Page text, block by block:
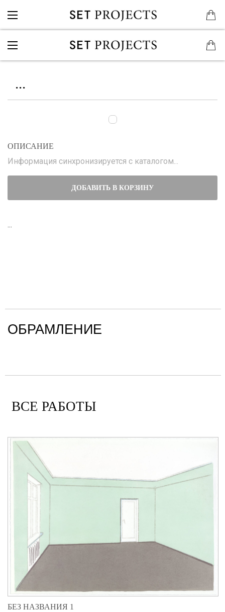
...
ОПИСАНИЕ
Информация синхронизируется с каталогом...
ДОБАВИТЬ В КОРЗИНУ
...
ОБРАМЛЕНИЕ
ВСЕ РАБОТЫ
БЕЗ НАЗВАНИЯ 1